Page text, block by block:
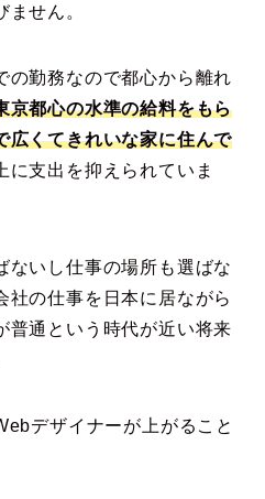
せん。
の勤務なので都心から離れ
京都心の水準の給料をもら
広くてきれいな家に住んで
に支出を抑えられていま
ないし仕事の場所も選ばな
社の仕事を日本に居ながら
普通という時代が近い将来
デザイナーが上がること